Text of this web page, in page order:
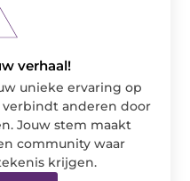
verhaal!
unieke ervaring op
anderen door
Jouw stem maakt
community waar
krijgen.